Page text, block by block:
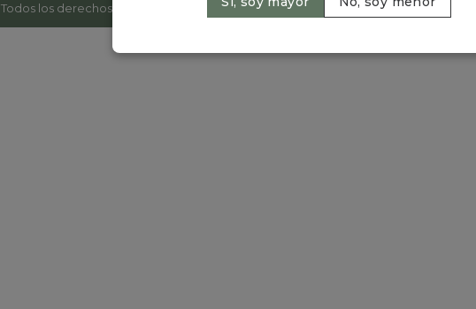
Todos los derechos reservados | 2026 © Flores Avenida. | Argentina. -+54 11 42520309